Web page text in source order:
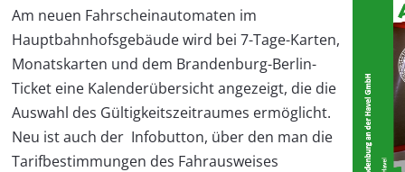
Am neuen Fahrscheinautomaten im
Hauptbahnhofsgebäude wird bei 7-Tage-Karten,
Monatskarten und dem Brandenburg-Berlin-
Ticket eine Kalenderübersicht angezeigt, die die
Auswahl des Gültigkeitszeitraumes ermöglicht.
Neu ist auch der Infobutton, über den man die
Tarifbestimmungen des Fahrausweises